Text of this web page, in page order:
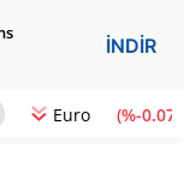
İNDİR
Euro (%-0.07)